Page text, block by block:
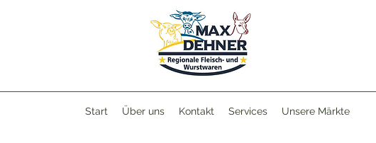
Start Über uns Kontakt Services Unsere Märkte